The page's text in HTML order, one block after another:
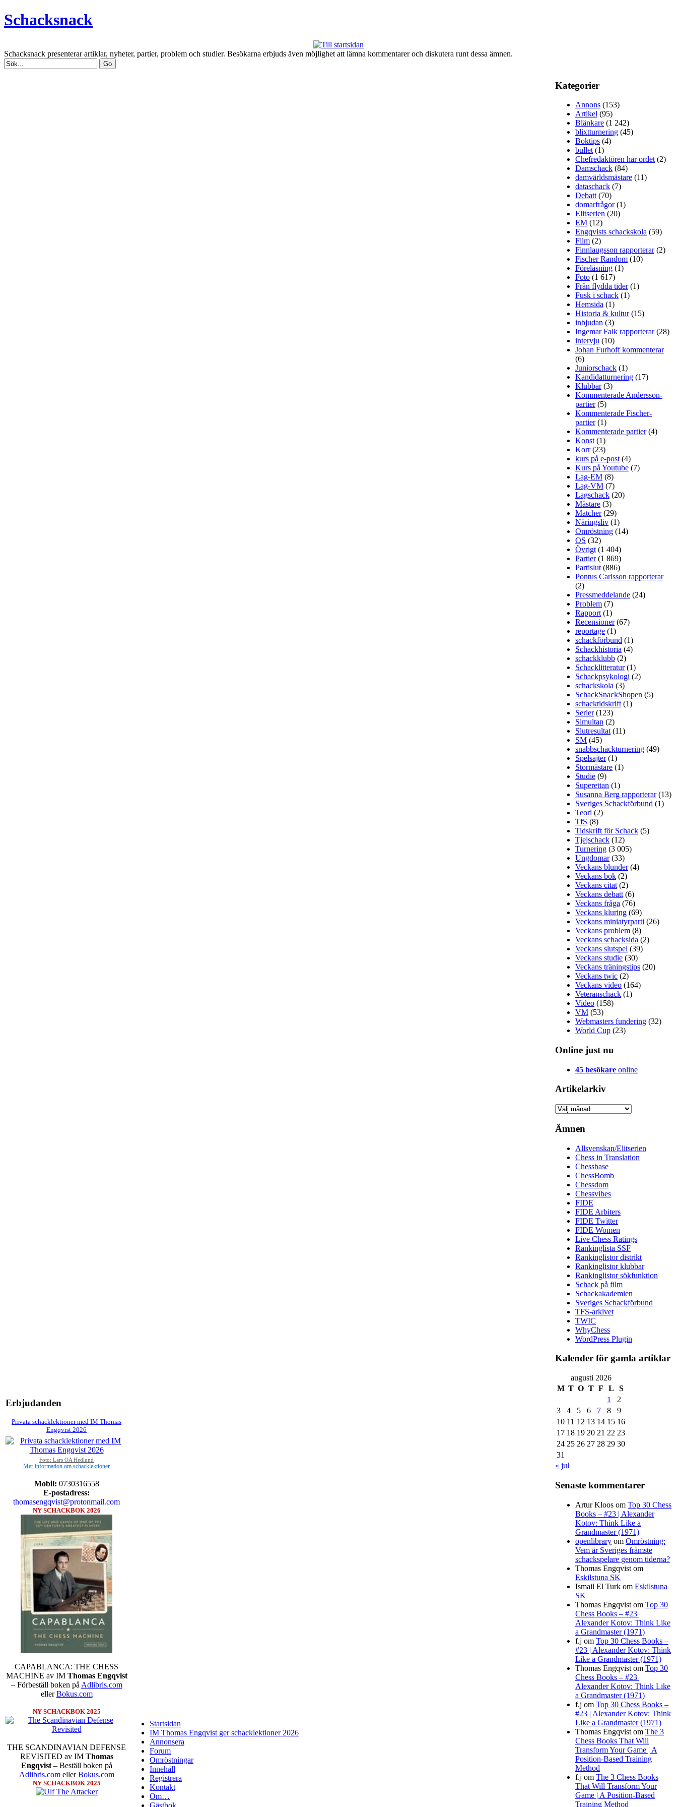
Schacksnack
Schacksnack presenterar artiklar, nyheter, partier, problem och studier. Besökarna erbjuds även möjlighet att lämna kommentarer och diskutera runt dessa ämnen.
Erbjudanden
Privata schacklektioner med IM Thomas
Engqvist 2026
Foto: Lars OA Hedlund
Mer information om schacklektioner
Mobil: 0730316558
E-postadress:
thomasengqvist@protonmail.com
NY SCHACKBOK 2026
CAPABLANCA: THE CHESS
MACHINE av IM Thomas Engqvist
– Förbeställ boken på Adlibris.com
ellerBokus.com
NY SCHACKBOK 2025
THE SCANDINAVIAN DEFENSE
REVISITED av IM Thomas
Engqvist– Beställ boken på
Adlibris.comellerBokus.com
NY SCHACKBOK 2025
Startsidan
IM Thomas Engqvist ger schacklektioner 2026
Annonsera
Forum
Omröstningar
Innehåll
Registrera
Kontakt
Om…
Gästbok
Kategorier
Annons (153)
Artikel (95)
Blänkare (1 242)
blixtturnering (45)
Boktips (4)
bullet (1)
Chefredaktören har ordet (2)
Damschack (84)
damvärldsmästare (11)
dataschack (7)
Debatt (70)
domarfrågor(1)
Elitserien (20)
EM (12)
Engqvists schackskola (59)
Film (2)
Finnlaugsson rapporterar(2)
Fischer Random (10)
Föreläsning (1)
Foto (1 617)
Från flydda tider(1)
Fusk i schack (1)
Hemsida (1)
Historia & kultur(15)
inbjudan (3)
Ingemar Falk rapporterar(28)
intervju (10)
Johan Furhoff kommenterar
(6)
Juniorschack (1)
Kandidatturnering (17)
Klubbar(3)
Kommenterade Andersson-
partier(5)
Kommenterade Fischer-
partier(1)
Kommenterade partier(4)
Konst (1)
Korr(23)
kurs på e-post (4)
Kurs på Youtube (7)
Lag-EM (8)
Lag-VM (7)
Lagschack (20)
Mästare (3)
Matcher(29)
Näringsliv (1)
Omröstning (14)
OS (32)
Övrigt (1 404)
Partier(1 869)
Partislut (886)
Pontus Carlsson rapporterar
(2)
Pressmeddelande (24)
Problem (7)
Rapport (1)
Recensioner(67)
reportage (1)
schackförbund (1)
Schackhistoria (4)
schackklubb (2)
Schacklitteratur(1)
Schackpsykologi (2)
schackskola (3)
SchackSnackShopen (5)
schacktidskrift (1)
Serier(123)
Simultan (2)
Slutresultat (11)
SM (45)
snabbschackturnering (49)
Spelsajter(1)
Stormästare (1)
Studie (9)
Superettan (1)
Susanna Berg rapporterar(13)
Sveriges Schackförbund (1)
Teori (2)
TfS (8)
Tidskrift för Schack (5)
Tjejschack (12)
Turnering (3 005)
Ungdomar(33)
Veckans blunder(4)
Veckans bok (2)
Veckans citat (2)
Veckans debatt (6)
Veckans fråga (76)
Veckans kluring (69)
Veckans miniatyrparti (26)
Veckans problem (8)
Veckans schacksida (2)
Veckans slutspel (39)
Veckans studie (30)
Veckans träningstips (20)
Veckans twic (2)
Veckans video (164)
Veteranschack (1)
Video (158)
VM (53)
Webmasters fundering (32)
World Cup (23)
Online just nu
45 besökare online
Artikelarkiv
Artikelarkiv
Ämnen
Allsvenskan/Elitserien
Chess in Translation
Chessbase
ChessBomb
Chessdom
Chessvibes
FIDE
FIDE Arbiters
FIDE Twitter
FIDE Women
Live Chess Ratings
Rankinglista SSF
Rankinglistor distrikt
Rankinglistor klubbar
Rankinglistor sökfunktion
Schack på film
Schackakademien
Sveriges Schackförbund
TFS-arkivet
TWIC
WhyChess
WordPress Plugin
Kalender för gamla artiklar
augusti 2026
M T O T F L
S
1
2
3
4 5 6 7 8
9
10 11 12 13 14 15 16
17 18 19 20 21 22 23
24 25 26 27 28 29 30
31
« jul
Senaste kommentarer
Artur Kloos om Top 30 Chess
Books – #23 | Alexander
Kotov: Think Like a
Grandmaster (1971)
openlibrary om Omröstning:
Vem är Sveriges främste
schackspelare genom tiderna?
Thomas Engqvist om
Eskilstuna SK
Ismail El Turk om Eskilstuna
SK
Thomas Engqvist om Top 30
Chess Books – #23 |
Alexander Kotov: Think Like
a Grandmaster (1971)
f.j om Top 30 Chess Books –
#23 | Alexander Kotov: Think
Like a Grandmaster (1971)
Thomas Engqvist om Top 30
Chess Books – #23 |
Alexander Kotov: Think Like
a Grandmaster (1971)
f.j om Top 30 Chess Books –
#23 | Alexander Kotov: Think
Like a Grandmaster (1971)
Thomas Engqvist om The 3
Chess Books That Will
Transform Your Game | A
Position-Based Training
Method
f.j om The 3 Chess Books
That Will Transform Your
Game | A Position-Based
Training Method